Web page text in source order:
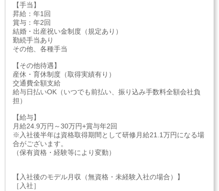
【手当】
昇給：年1回
賞与：年2回
結婚・出産祝い金制度（規定あり）
勤続手当あり
その他、各種手当
【その他待遇】
産休・育休制度（取得実績有り）
交通費全額支給
給与日払いOK（いつでも前払い、振り込み手数料全額会社負
担）
【給与】
月給24.9万円～30万円+賞与年2回
※入社後半年は資格取得期間として研修月給21.1万円になる場
合がございます。
（保有資格・経験等により変動）
【入社後のモデル月収（無資格・未経験入社の場合）】
［入社］